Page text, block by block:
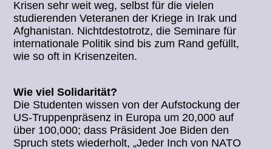
Krisen sehr weit weg, selbst für die vielen
studierenden Veteranen der Kriege in Irak und
Afghanistan. Nichtdestotrotz, die Seminare für
internationale Politik sind bis zum Rand gefüllt,
wie so oft in Krisenzeiten.
Wie viel Solidarität?
Die Studenten wissen von der Aufstockung der
US-Truppenpräsenz in Europa um 20,000 auf
über 100,000; dass Präsident Joe Biden den
Spruch stets wiederholt, „Jeder Inch von NATO